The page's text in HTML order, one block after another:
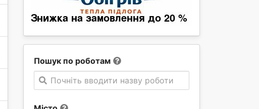
Пошук по роботам
Почніть вводити назву роботи